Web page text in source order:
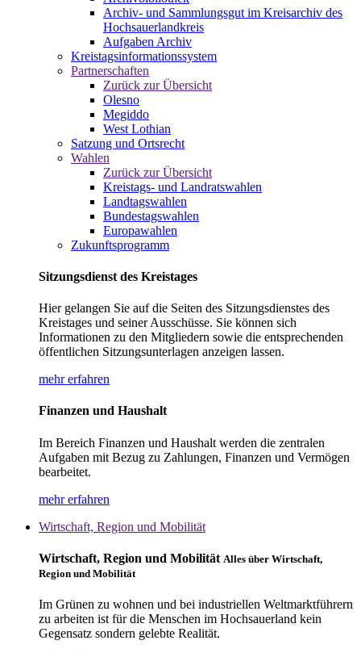
Archiv- und Sammlungsgut im Kreisarchiv des
Hochsauerlandkreis
Aufgaben Archiv
Kreistagsinformationssystem
Partnerschaften
Zurück zur Übersicht
Olesno
Megiddo
West Lothian
Satzung und Ortsrecht
Wahlen
Zurück zur Übersicht
Kreistags- und Landratswahlen
Landtagswahlen
Bundestagswahlen
Europawahlen
Zukunftsprogramm
Sitzungsdienst des Kreistages
Hier gelangen Sie auf die Seiten des Sitzungsdienstes des
Kreistages und seiner Ausschüsse. Sie können sich
Informationen zu den Mitgliedern sowie die entsprechenden
öffentlichen Sitzungsunterlagen anzeigen lassen.
mehr erfahren
Finanzen und Haushalt
Im Bereich Finanzen und Haushalt werden die zentralen
Aufgaben mit Bezug zu Zahlungen, Finanzen und Vermögen
bearbeitet.
mehr erfahren
Wirtschaft, Region und Mobilität
Wirtschaft, Region und Mobilität Alles über Wirtschaft,
Region und Mobilität
Im Grünen zu wohnen und bei industriellen Weltmarktführern
zu arbeiten ist für die Menschen im Hochsauerland kein
Gegensatz sondern gelebte Realität.